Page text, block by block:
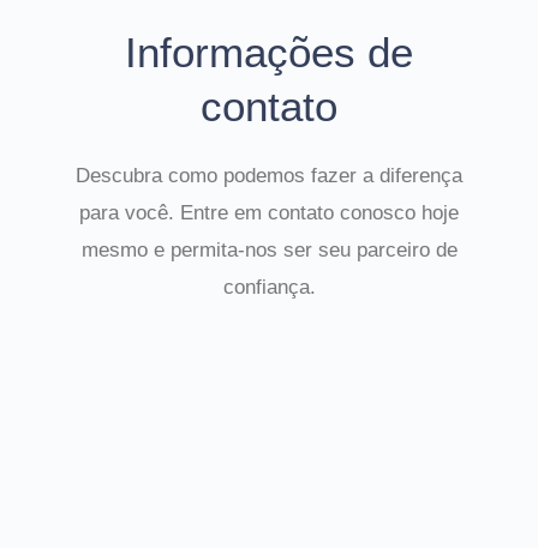
Informações de
contato
Descubra como podemos fazer a diferença
para você. Entre em contato conosco hoje
mesmo e permita-nos ser seu parceiro de
confiança.